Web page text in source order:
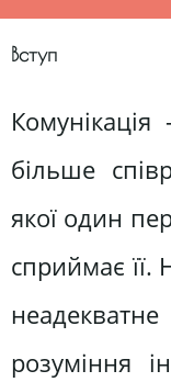
Вступ
більше
якої один
сприймає її.
розуміння